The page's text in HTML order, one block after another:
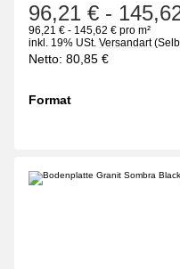
96,21 € -
96,21 € - 145,62 € pro m²
inkl. 19% USt. Versandart
Netto: 80,85 €
Format